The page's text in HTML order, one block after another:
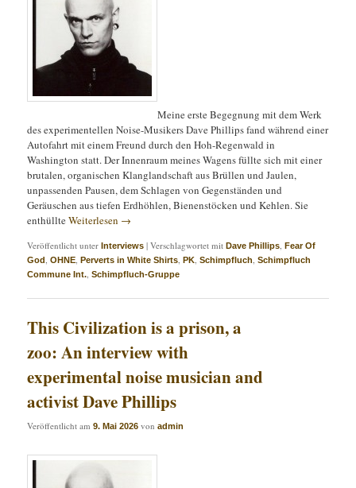
Meine erste Begegnung mit dem Werk
des experimentellen Noise-Musikers Dave Phillips fand während einer
Autofahrt mit einem Freund durch den Hoh-Regenwald in
Washington statt. Der Innenraum meines Wagens füllte sich mit einer
brutalen, organischen Klanglandschaft aus Brüllen und Jaulen,
unpassenden Pausen, dem Schlagen von Gegenständen und
Geräuschen aus tiefen Erdhöhlen, Bienenstöcken und Kehlen. Sie
enthüllteWeiterlesen →
Veröffentlicht unter Interviews |Verschlagwortet mit Dave Phillips ,Fear Of
God ,OHNE ,Perverts in White Shirts ,PK ,Schimpfluch ,Schimpfluch
Commune Int. ,Schimpfluch-Gruppe
This Civilization is a prison, a
zoo: An interview with
experimental noise musician and
activist Dave Phillips
Veröffentlicht am9. Mai 2026 vonadmin